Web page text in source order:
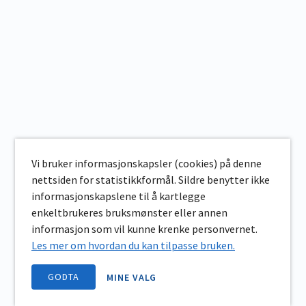
Vi bruker informasjonskapsler (cookies) på denne
nettsiden for statistikkformål. Sildre benytter ikke
informasjonskapslene til å kartlegge
enkeltbrukeres bruksmønster eller annen
informasjon som vil kunne krenke personvernet.
Les mer om hvordan du kan tilpasse bruken.
GODTA MINE VALG